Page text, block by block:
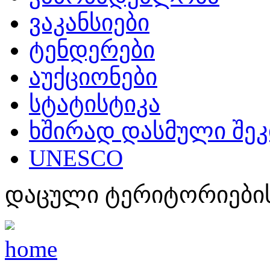
ვაკანსიები
ტენდერები
აუქციონები
სტატისტიკა
ხშირად დასმული
UNESCO
დაცული
home